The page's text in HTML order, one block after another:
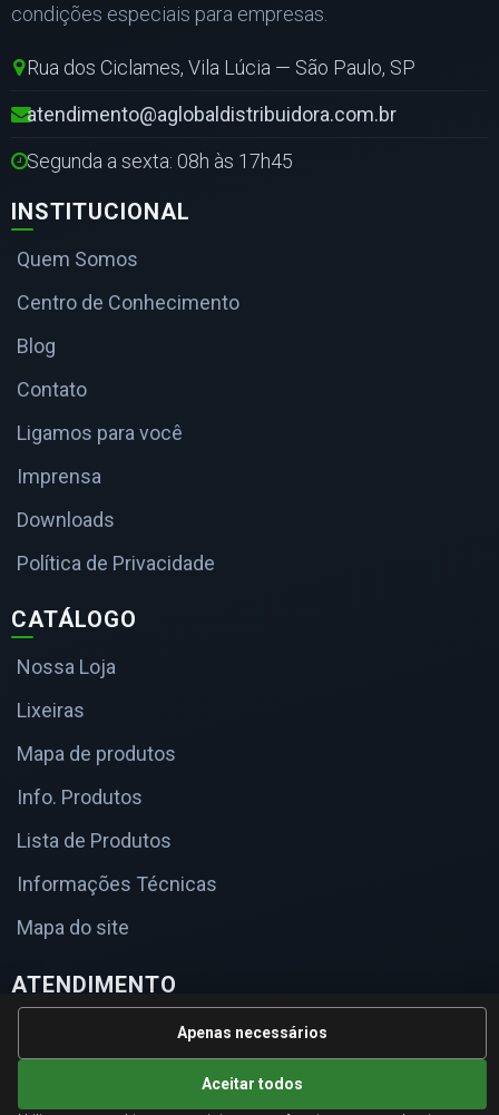
condições especiais para empresas.
Rua dos Ciclames, Vila Lúcia — São Paulo, SP
atendimento@aglobaldistribuidora.com.br
Segunda a sexta: 08h às 17h45
INSTITUCIONAL
Quem Somos
Centro de Conhecimento
Blog
Contato
Ligamos para você
Imprensa
Downloads
Política de Privacidade
CATÁLOGO
Nossa Loja
Lixeiras
Mapa de produtos
Info. Produtos
Lista de Produtos
Informações Técnicas
Mapa do site
ATENDIMENTO
Orçamentos corporativos, condições para empresas e
suporte especializado.
Apenas necessários
Aceitar todos